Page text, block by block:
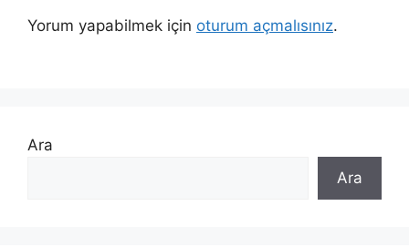
Yorum yapabilmek için oturum açmalısınız.
Ara
Ara